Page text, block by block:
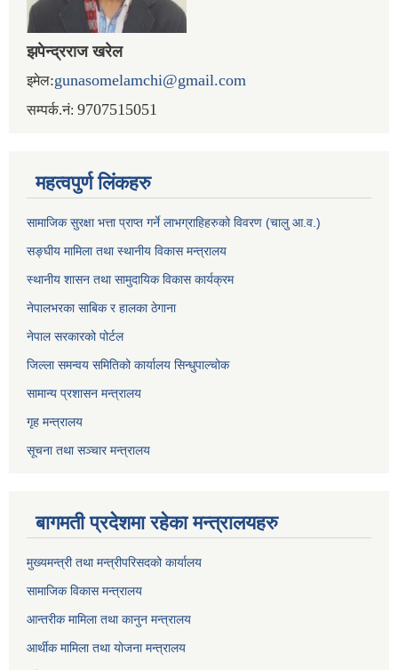
झपेन्द्रराज खरेल
इमेल:gunasomelamchi@gmail.com
सम्पर्क.नं: 9707515051
महत्वपुर्ण लिंकहरु
सामाजिक सुरक्षा भत्ता प्राप्त गर्ने लाभग्राहिहरुको विवरण (चालु आ.व.)
सङ्घीय मामिला तथा स्थानीय विकास मन्त्रालय
स्थानीय शासन तथा सामुदायिक विकास कार्यक्रम
नेपालभरका साबिक र हालका ठेगाना
नेपाल सरकारको पोर्टल
जिल्ला समन्वय समितिको कार्यालय सिन्धुपाल्चोक
सामान्य प्रशासन मन्त्रालय
गृह मन्त्रालय
सूचना तथा सञ्चार मन्त्रालय
बागमती प्रदेशमा रहेका मन्त्रालयहरु
मुख्यमन्त्री तथा मन्त्रीपरिसदको कार्यालय
सामाजिक विकास मन्त्रालय
आन्तरीक मामिला तथा कानुन मन्त्रालय
आर्थीक मामिला तथा योजना मन्त्रालय